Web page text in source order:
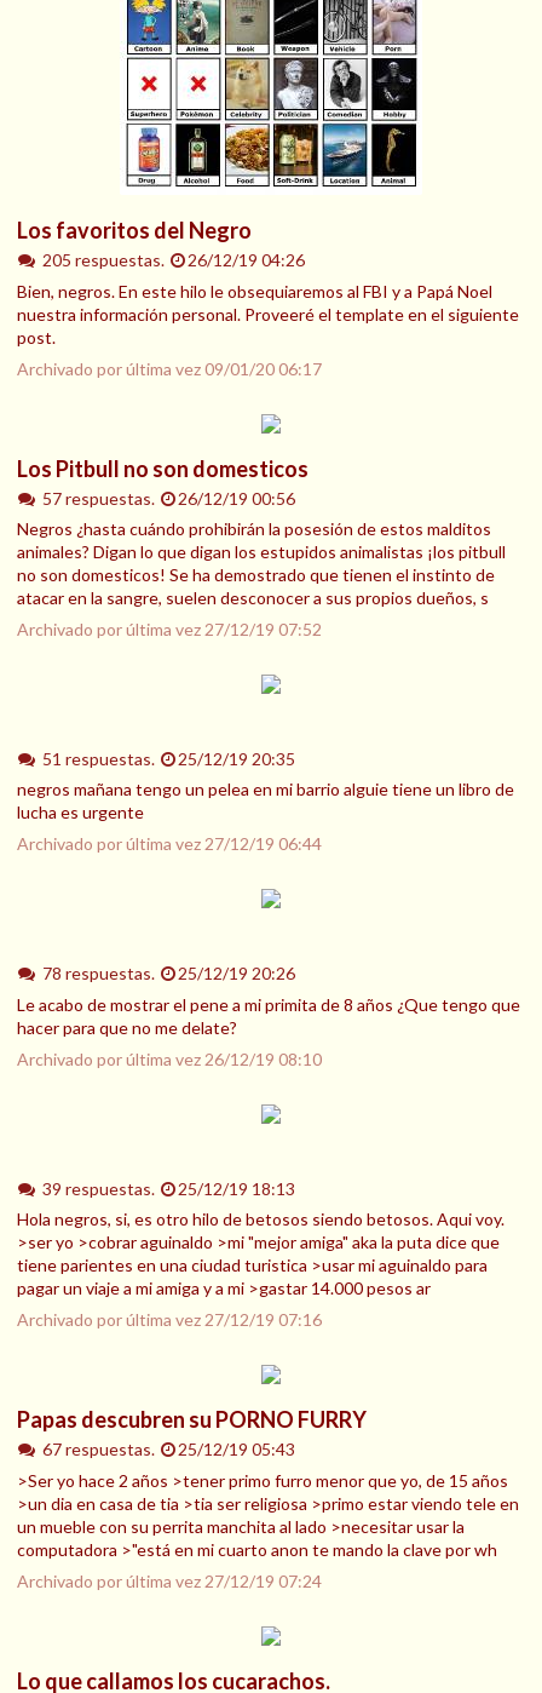
Los favoritos del Negro
205 respuestas.
26/12/19 04:26
Bien, negros. En este hilo le obsequiaremos al FBI y a Papá Noel
nuestra información personal. Proveeré el template en el siguiente
post.
Archivado por última vez09/01/20 06:17
Los Pitbull no son domesticos
57 respuestas.
26/12/19 00:56
Negros ¿hasta cuándo prohibirán la posesión de estos malditos
animales? Digan lo que digan los estupidos animalistas ¡los pitbull
no son domesticos! Se ha demostrado que tienen el instinto de
atacar en la sangre, suelen desconocer a sus propios dueños, s
Archivado por última vez 27/12/19 07:52
51 respuestas.
25/12/19 20:35
negros mañana tengo un pelea en mi barrio alguie tiene un libro de
lucha es urgente
Archivado por última vez 27/12/19 06:44
78 respuestas.
25/12/19 20:26
Le acabo de mostrar el pene a mi primita de 8 años ¿Que tengo que
hacer para que no me delate?
Archivado por última vez 26/12/19 08:10
39 respuestas.
25/12/19 18:13
Hola negros, si, es otro hilo de betosos siendo betosos. Aqui voy.
>ser yo >cobrar aguinaldo >mi "mejor amiga" aka la puta dice que
tiene parientes en una ciudad turistica >usar mi aguinaldo para
pagar un viaje a mi amiga y a mi >gastar 14.000 pesos ar
Archivado por última vez 27/12/19 07:16
Papas descubren su PORNO FURRY
67 respuestas.
25/12/19 05:43
>Ser yo hace 2 años >tener primo furro menor que yo, de 15 años
>un dia en casa de tia >tia ser religiosa >primo estar viendo tele en
un mueble con su perrita manchita al lado >necesitar usar la
computadora >"está en mi cuarto anon te mando la clave por wh
Archivado por última vez 27/12/19 07:24
Lo que callamos los cucarachos.